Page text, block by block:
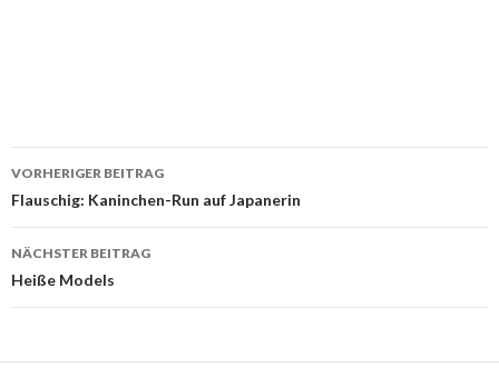
Beitragsnavigation
VORHERIGER BEITRAG
Flauschig: Kaninchen-Run auf Japanerin
NÄCHSTER BEITRAG
Heiße Models